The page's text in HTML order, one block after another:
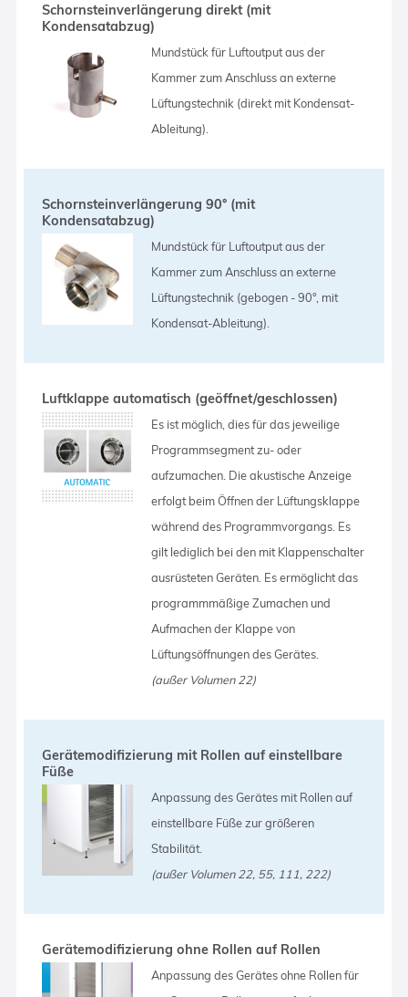
Schornsteinverlängerung direkt (mit
Kondensatabzug)
Mundstück für Luftoutput aus der
Kammer zum Anschluss an externe
Lüftungstechnik (direkt mit Kondensat-
Ableitung).
Schornsteinverlängerung 90° (mit
Kondensatabzug)
Mundstück für Luftoutput aus der
Kammer zum Anschluss an externe
Lüftungstechnik (gebogen - 90°, mit
Kondensat-Ableitung).
Luftklappe automatisch (geöffnet/geschlossen)
Es ist möglich, dies für das jeweilige
Programmsegment zu- oder
aufzumachen. Die akustische Anzeige
erfolgt beim Öffnen der Lüftungsklappe
während des Programmvorgangs. Es
gilt lediglich bei den mit Klappenschalter
ausrüsteten Geräten. Es ermöglicht das
programmmäßige Zumachen und
Aufmachen der Klappe von
Lüftungsöffnungen des Gerätes.
(außer Volumen 22)
Gerätemodifizierung mit Rollen auf einstellbare
Füße
Anpassung des Gerätes mit Rollen auf
einstellbare Füße zur größeren
Stabilität.
(außer Volumen 22, 55, 111, 222)
Gerätemodifizierung ohne Rollen auf Rollen
Anpassung des Gerätes ohne Rollen für